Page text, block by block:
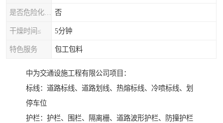
否
干燥时间≤ 5分钟
特色服务 包工包料
中为交通设施工程有限公司项目：
标线：道路标线、道路划线、热熔标线、冷喷标线、划
停车位
护栏：护栏、围栏、隔离栅、道路波形护栏、防撞护栏